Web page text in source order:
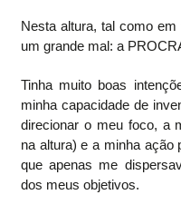
Nesta altura, tal como
um grande mal: a
Tinha muito boas
minha capacidade de
direcionar o meu foco, a
na altura) e a minha ação
que apenas me
dos meus objetivos.